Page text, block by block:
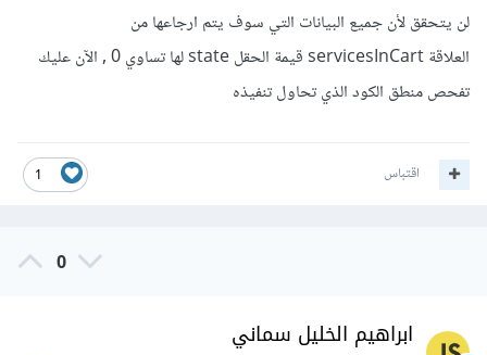
لن يتحقق لأن جميع البيانات التي سوف يتم ارجاعها من
العلاقة servicesInCart قيمة الحقل state لها تساوي 0 , الآن عليك
تفحص منطق الكود الذي تحاول تنفيذه
1 اقتباس
0
ابراهيم الخليل سماني